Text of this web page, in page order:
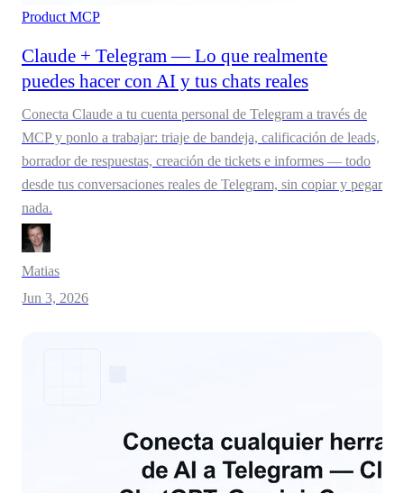
Product MCP
Claude + Telegram — Lo que realmente
puedes hacer con AI y tus chats reales
Conecta Claude a tu cuenta personal de Telegram a través de
MCP y ponlo a trabajar: triaje de bandeja, calificación de leads,
borrador de respuestas, creación de tickets e informes — todo
desde tus conversaciones reales de Telegram, sin copiar y pegar
nada.
Matias
Jun 3, 2026